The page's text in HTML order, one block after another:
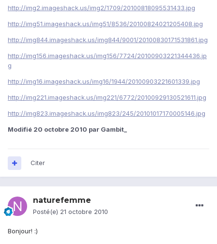
http://img2.imageshack.us/img2/1709/20100818095531433.jpg
http://img51.imageshack.us/img51/8536/20100824021205408.jpg
http://img844.imageshack.us/img844/9001/20100830171531861.jpg
http://img156.imageshack.us/img156/7724/20100903221344436.jp
g
http://img16.imageshack.us/img16/1944/20100903221601339.jpg
http://img221.imageshack.us/img221/6772/20100929130521611.jpg
http://img823.imageshack.us/img823/245/20101017170005146.jpg
Modifié 20 octobre 2010 par Gambit_
Citer
naturefemme
Posté(e) 21 octobre 2010
Bonjour! :)